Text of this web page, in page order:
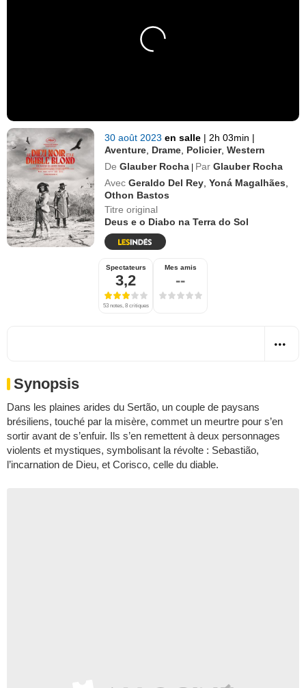
30 août 2023en salle | 2h 03min |
Aventure Drame Policier,Western
De Glauber Rocha | Par Glauber Rocha
Avec Geraldo Del Rey ,Yoná Magalhães
Othon Bastos
Titre original
Deus e o Diabo na Terra do Sol
Spectateurs
3,2
53 notes, 8 critiques
Mes amis
--
Synopsis
Dans les plaines arides du Sertão, un couple de paysans
brésiliens, touché par la misère, commet un meurtre pour s’en
sortir avant de s’enfuir. Ils s’en remettent à deux personnages
violents et mystiques, symbolisant la révolte : Sebastião,
l’incarnation de Dieu, et Corisco, celle du diable.